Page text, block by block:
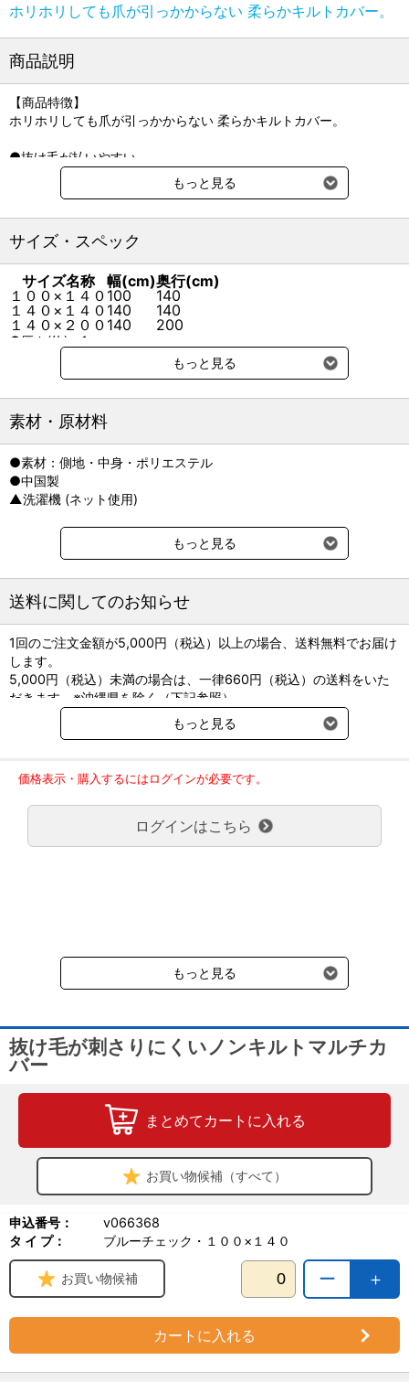
ホリホリしても爪が引っかからない 柔らかキルトカバー。
商品説明
【商品特徴】
ホリホリしても爪が引っかからない 柔らかキルトカバー。
●抜け毛が払いやすい
生地に圧力と熱を加え、糸と糸の間を小さくしたダウンプルーフ加
●洗濯機で丸洗いOK
洗濯ネットに入れて、洗濯機で手軽に丸洗いできます。
●蒸れにくく快適
空気を通す生地で蒸れにくく、さらっとした肌触りです。
超小型犬、小型犬、全猫種
【対応犬種目安】
トイプードル、シーズー、猫
【ライフステージ】
全年齢
・洗濯方法：手洗い、洗濯機（ネット使用）
【洗えるシリーズ】
毛が払いやすい＆洗濯機で洗えるお手入れ簡単のベッドシリーズ
・ソファをほじほじしてしまう子
・抜け毛が多い子
・ソファのお手入れを時短で済ませたい方
「PET+HAPPYな毎日を快適に」の想いで開発されたペピイのオリ
愛犬・愛猫の快適さはもちろん、暮らしの中のお困りを解決するア
30年間蓄積された、お客様からのお声+専門家視点を高い安全性で
「カタチ」にしています。
もっと見る
サイズ・スペック
サイズ名称 幅(cm)奥行(cm)
１００×１４０ 100
140
１４０×１４０ 140
140
１４０×２００ 140 200
●厚さ(約)：1ｃｍ
もっと見る
素材・原材料
●素材：側地・中身・ポリエステル
●中国製
▲洗濯機 (ネット使用)
もっと見る
送料に関してのお知らせ
1回のご注文金額が5,000円（税込）以上の場合、送料無料でお届け
します。
5,000円（税込）未満の場合は、一律660円（税込）の送料をいた
だきます。※沖縄県を除く（下記参照）
※2017年11月14日（火）より沖縄県へのお届けにつきましては、1
回のご注文金額（税込）が、30,000円以上で配送無料となります。
ご了承のほどよろしくお願い致します。
弊社都合でお届けが２回以上に分かれる場合の送料負担は、１回分
のみで新たな送料は発生しません。
大型商品送料が必要な商品をご注文の場合は、大型商品送料のみご
負担頂きます。
受けます。
もっと見る
価格表示・購入するにはログインが必要です。
ログインはこちら
もっと見る
抜け毛が刺さりにくいノンキルトマルチカ
バー
まとめてカートに入れる
お買い物候補（すべて）
申込番号：
v066368
タ イ プ：
ブルーチェック・１００×１４０
＋
ー
お買い物候補
カートに入れる